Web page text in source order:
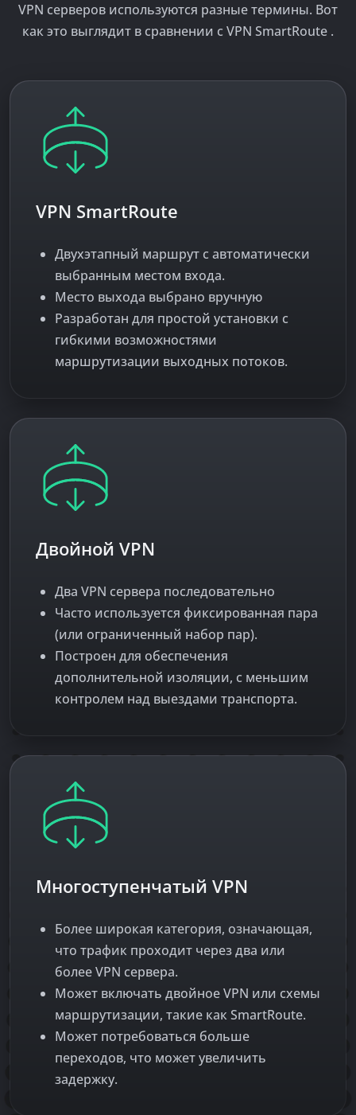
VPN серверов используются разные термины. Вот
как это выглядит в сравнении с VPN SmartRoute .
VPN SmartRoute
Двухэтапный маршрут с автоматически
выбранным местом входа.
Место выхода выбрано вручную
Разработан для простой установки с
гибкими возможностями
маршрутизации выходных потоков.
Двойной VPN
Два VPN сервера последовательно
Часто используется фиксированная пара
(или ограниченный набор пар).
Построен для обеспечения
дополнительной изоляции, с меньшим
контролем над выездами транспорта.
Многоступенчатый VPN
Более широкая категория, означающая,
что трафик проходит через два или
более VPN сервера.
Может включать двойное VPN или схемы
маршрутизации, такие как SmartRoute.
Может потребоваться больше
переходов, что может увеличить
задержку.